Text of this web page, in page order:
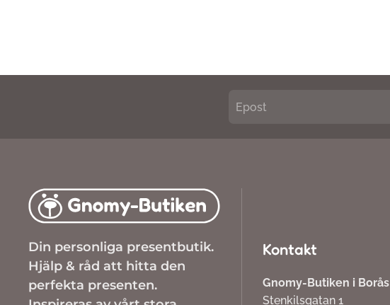
Din personliga presentbutik.
Hjälp & råd att hitta den
perfekta presenten.
Kontakt
Gnomy-Butiken i Borås
Stenkilsgatan 1